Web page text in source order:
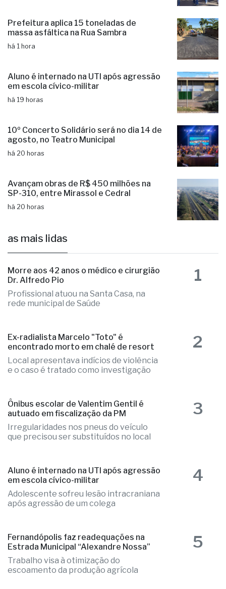
Prefeitura aplica 15 toneladas de
massa asfáltica na Rua Sambra
há 1 hora
Aluno é internado na UTI após agressão
em escola cívico-militar
há 19 horas
10º Concerto Solidário será no dia 14 de
agosto, no Teatro Municipal
há 20 horas
Avançam obras de R$ 450 milhões na
SP-310, entre Mirassol e Cedral
há 20 horas
as mais lidas
Morre aos 42 anos o médico e cirurgião
Dr. Alfredo Pio
Profissional atuou na Santa Casa, na
rede municipal de Saúde
1
Ex-radialista Marcelo "Toto" é
encontrado morto em chalé de resort
Local apresentava indícios de violência
e o caso é tratado como investigação
2
Ônibus escolar de Valentim Gentil é
autuado em fiscalização da PM
Irregularidades nos pneus do veículo
que precisou ser substituídos no local
3
Aluno é internado na UTI após agressão
em escola cívico-militar
Adolescente sofreu lesão intracraniana
após agressão de um colega
4
Fernandópolis faz readequações na
Estrada Municipal “Alexandre Nossa”
Trabalho visa à otimização do
escoamento da produção agrícola
5